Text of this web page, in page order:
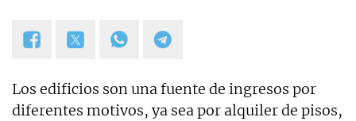
Los edificios son una fuente de ingresos por
diferentes motivos, ya sea por alquiler de pisos,